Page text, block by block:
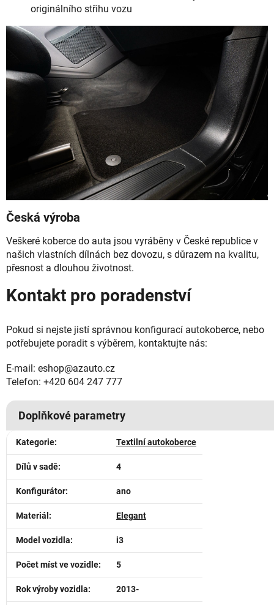
originálního střihu vozu
Česká výroba
Veškeré koberce do auta jsou vyráběny v České republice v
našich vlastních dílnách bez dovozu, s důrazem na kvalitu,
přesnost a dlouhou životnost.
Kontakt pro poradenství
Pokud si nejste jistí správnou konfigurací autokoberce, nebo
potřebujete poradit s výběrem, kontaktujte nás:
E-mail: eshop@azauto.cz
Telefon: +420 604 247 777
Doplňkové parametry
Kategorie: Textilní autokoberce
Dílů v sadě: 4
Konfigurátor: ano
Materiál : Elegant
Model vozidla: i3
Počet míst ve vozidle: 5
Rok výroby vozidla: 2013-